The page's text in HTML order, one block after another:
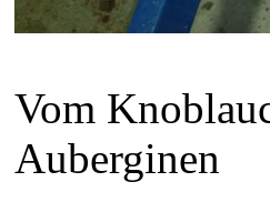
Vom
Auberginen